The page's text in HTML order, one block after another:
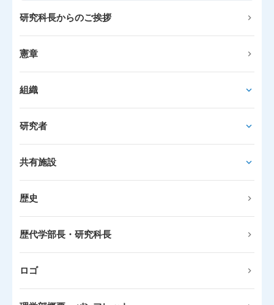
研究科長からのご挨拶
憲章
組織
研究者
共有施設
歴史
歴代学部長・研究科長
ロゴ